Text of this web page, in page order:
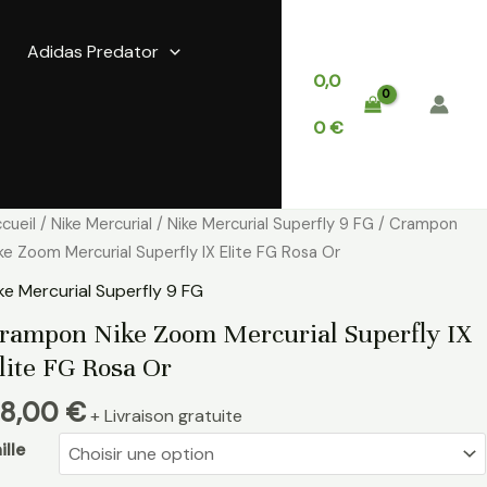
Adidas Predator
0,0
0€
/ Nike Mercurial / Nike Mercurial Superfly 9 FG / Crampon
Zoom Mercurial Superfly IX Elite FG Rosa Or
Mercurial Superfly 9 FG
Nike Zoom Mercurial Superfly IX
FG Rosa Or
€ + Livraison gratuite